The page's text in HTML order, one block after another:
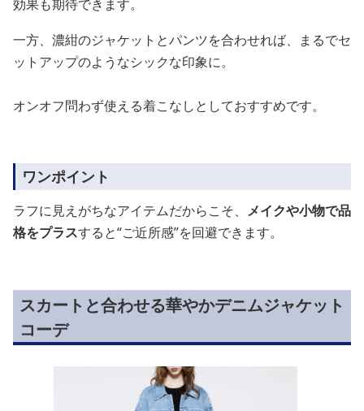
効果も期待できます。
一方、濃紺のジャケットとパンツを合わせれば、まるでセ
ットアップのようなシックな印象に。
オンオフ問わず使える着こなしとしておすすめです。
ワンポイント
ラフに見えがちなアイテムだからこそ、 メイクや小物で品
格をプラスすると“ご近所感”を回避できます。
スカートと合わせる華やかデニムジャケット
コーデ